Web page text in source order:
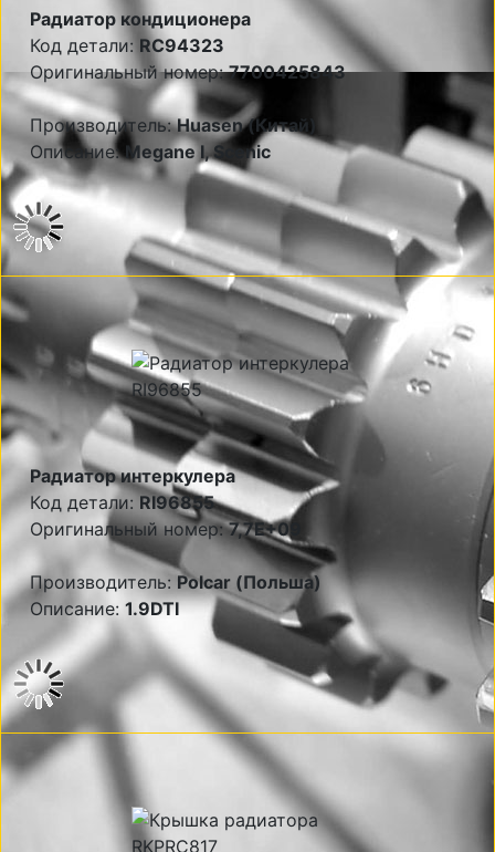
Радиатор кондиционера
Код детали: RC94323
Оригинальный номер:7700425843
Производитель:Huasen (Китай)
Описание:Megane I, Scenic
Радиатор интеркулера
Код детали: RI96855
Оригинальный номер:7,7E+09
Производитель: Polcar (Польша)
Описание: 1.9DTI